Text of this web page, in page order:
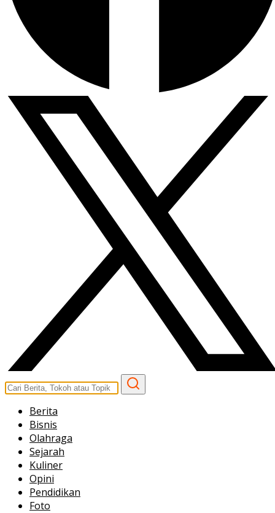
Berita
Bisnis
Olahraga
Sejarah
Kuliner
Opini
Pendidikan
Foto